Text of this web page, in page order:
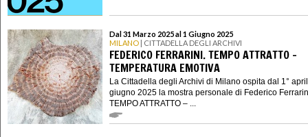
Dal 31 Marzo 2025 al 1 Giugno 2025
MILANO | CITTADELLA DEGLI ARCHIVI
FEDERICO FERRARINI. TEMPO ATTRATTO –
TEMPERATURA EMOTIVA
La Cittadella degli Archivi di Milano ospita dal 1°
giugno 2025 la mostra personale di Federico
TEMPO ATTRATTO – ...